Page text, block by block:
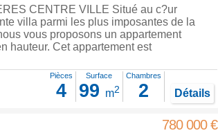
CENTRE VILLE Situé au c?ur
villa parmi les plus imposantes de la
vous proposons un appartement
hauteur. Cet appartement est
Pièces
4
Surface
99 m2
Chambres
2 Détails
780 000 €